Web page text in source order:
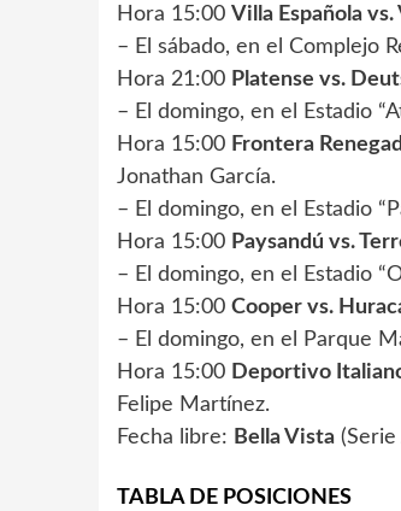
Hora 15:00 Villa Española vs.
– El sábado, en el Complejo
Hora 21:00 Platense vs.
– El domingo, en el Estadio
Hora 15:00 Frontera
Jonathan García.
– El domingo, en el Estadio
Hora 15:00 Paysandú vs.
– El domingo, en el Estadio
Hora 15:00 Cooper vs.
– El domingo, en el Parque
Hora 15:00 Deportivo
Felipe Martínez.
Fecha libre: Bella Vista (Serie
TABLA DE POSICIONES